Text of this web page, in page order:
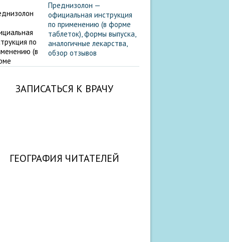
Преднизолон —
официальная инструкция
по применению (в форме
таблеток), формы выпуска,
аналогичные лекарства,
обзор отзывов
ЗАПИСАТЬСЯ К ВРАЧУ
ГЕОГРАФИЯ ЧИТАТЕЛЕЙ